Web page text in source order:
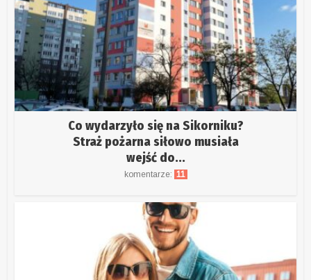
Co wydarzyło się na Sikorniku?
Straż pożarna siłowo musiała
wejść do...
komentarze: 11